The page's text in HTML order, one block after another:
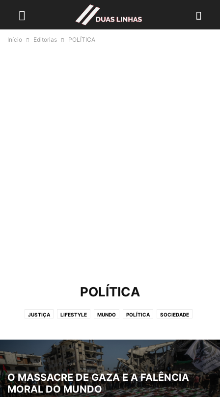
Início Editorias POLÍTICA
POLÍTICA
JUSTIÇA LIFESTYLE MUNDO POLÍTICA SOCIEDADE
O MASSACRE DE GAZA E A FALÊNCIA
MORAL DO MUNDO